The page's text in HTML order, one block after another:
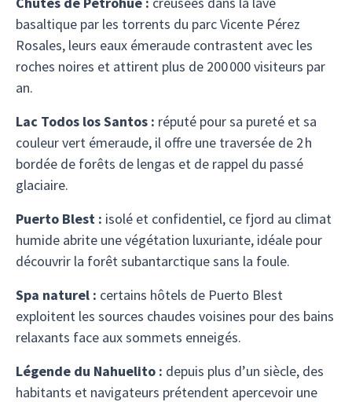
basaltique par les torrents du parc Vicente Pérez
Rosales, leurs eaux émeraude contrastent avec les
roches noires et attirent plus de 200 000 visiteurs par
an.
Lac Todos los Santos : réputé pour sa pureté et sa
couleur vert émeraude, il offre une traversée de 2 h
bordée de forêts de lengas et de rappel du passé
glaciaire.
Puerto Blest : isolé et confidentiel, ce fjord au climat
humide abrite une végétation luxuriante, idéale pour
découvrir la forêt subantarctique sans la foule.
Spa naturel : certains hôtels de Puerto Blest
exploitent les sources chaudes voisines pour des bains
relaxants face aux sommets enneigés.
Légende du Nahuelito : depuis plus d’un siècle, des
habitants et navigateurs prétendent apercevoir une